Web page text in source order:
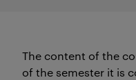
The content of the
of the semester it is